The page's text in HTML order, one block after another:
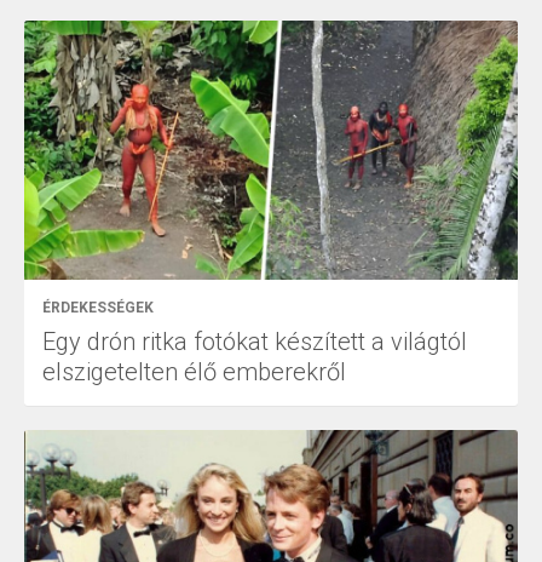
ÉRDEKESSÉGEK
Egy drón ritka fotókat készített a világtól
elszigetelten élő emberekről